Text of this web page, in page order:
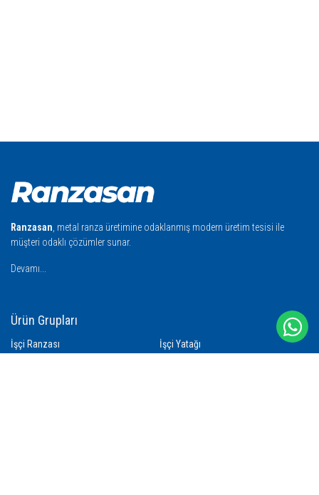
Ranzasan , metal ranza üretimine odaklanmış modern üretim tesisi ile
müşteri odaklı çözümler sunar.
Devamı...
Ürün Grupları
İşçi Ranzası
İşçi Yatağı